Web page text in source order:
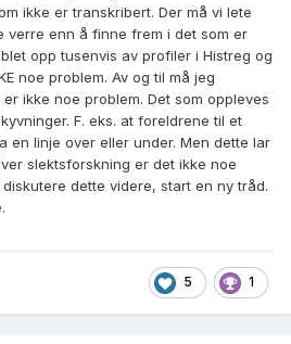
ikke er transkribert. Der må vi lete
verre enn å finne frem i det som er
opp tusenvis av profiler i Histreg og
noe problem. Av og til må jeg
ikke noe problem. Det som oppleves
F. eks. at foreldrene til et
en linje over eller under. Men dette lar
slektsforskning er det ikke noe
dette videre, start en ny tråd.
5 1